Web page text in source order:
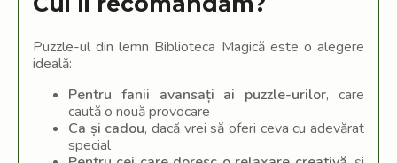
Puzzle-ul din lemn Biblioteca Magică este o alegere
ideală:
Pentru fanii avansați ai puzzle-urilor, care
caută o nouă provocare
Ca și cadou, dacă vrei să oferi ceva cu adevărat
special